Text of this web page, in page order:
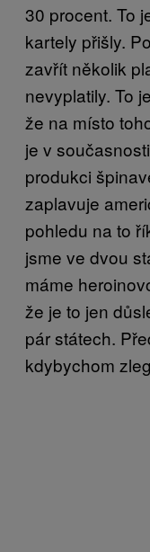
30 procent. To
kartely přišly.
zavřít několik
nevyplatily. To
že na místo
je v
produkci
zaplavuje
pohledu na to
jsme ve dvou
máme
že je to jen
pár státech.
kdybychom